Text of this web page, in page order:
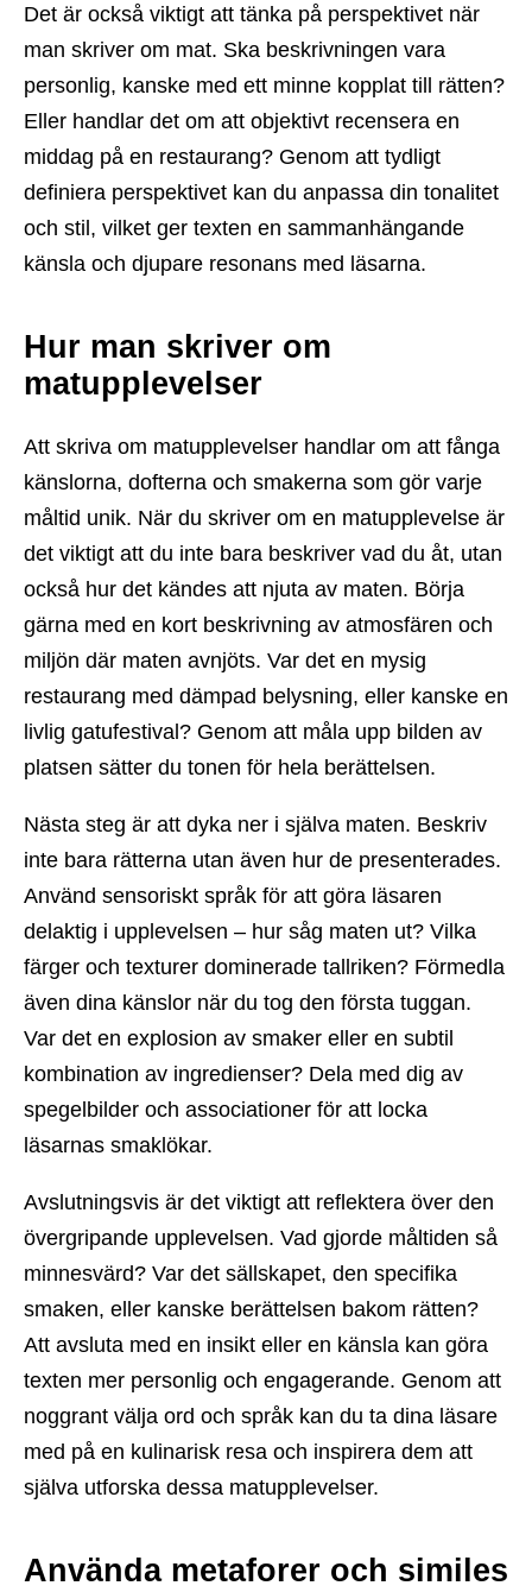
Det är också viktigt att tänka på perspektivet när
man skriver om mat. Ska beskrivningen vara
personlig, kanske med ett minne kopplat till rätten?
Eller handlar det om att objektivt recensera en
middag på en restaurang? Genom att tydligt
definiera perspektivet kan du anpassa din tonalitet
och stil, vilket ger texten en sammanhängande
känsla och djupare resonans med läsarna.
Hur man skriver om
matupplevelser
Att skriva om matupplevelser handlar om att fånga
känslorna, dofterna och smakerna som gör varje
måltid unik. När du skriver om en matupplevelse är
det viktigt att du inte bara beskriver vad du åt, utan
också hur det kändes att njuta av maten. Börja
gärna med en kort beskrivning av atmosfären och
miljön där maten avnjöts. Var det en mysig
restaurang med dämpad belysning, eller kanske en
livlig gatufestival? Genom att måla upp bilden av
platsen sätter du tonen för hela berättelsen.
Nästa steg är att dyka ner i själva maten. Beskriv
inte bara rätterna utan även hur de presenterades.
Använd sensoriskt språk för att göra läsaren
delaktig i upplevelsen – hur såg maten ut? Vilka
färger och texturer dominerade tallriken? Förmedla
även dina känslor när du tog den första tuggan.
Var det en explosion av smaker eller en subtil
kombination av ingredienser? Dela med dig av
spegelbilder och associationer för att locka
läsarnas smaklökar.
Avslutningsvis är det viktigt att reflektera över den
övergripande upplevelsen. Vad gjorde måltiden så
minnesvärd? Var det sällskapet, den specifika
smaken, eller kanske berättelsen bakom rätten?
Att avsluta med en insikt eller en känsla kan göra
texten mer personlig och engagerande. Genom att
noggrant välja ord och språk kan du ta dina läsare
med på en kulinarisk resa och inspirera dem att
själva utforska dessa matupplevelser.
Använda metaforer och similes